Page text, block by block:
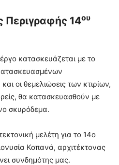
Περιγραφής 14ου
κατασκευάζεται με το
οι θεμελιώσεις των κτιρίων,
θα κατασκευασθούν με
σκυρόδεμα.
μελέτη για το 14ο
Κοπανά, αρχιτέκτονας
συνδημότης μας.